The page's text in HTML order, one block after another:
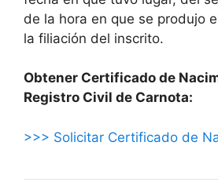
de la hora en que se produjo
la filiación del inscrito.
Obtener Certificado de
Registro Civil de Carnota:
>>> Solicitar Certificado de